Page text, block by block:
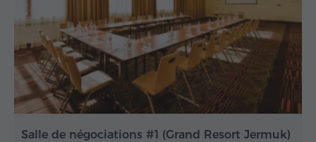
Salle de négociations #1 (Grand Resort Jermuk)